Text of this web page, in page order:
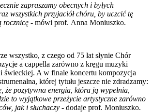
zapraszamy obecnych i byłych
wszystkich przyjaciół chóru, by uczcić tę
rocznicę - mówi prof. Anna Moniuszko.
wszystko, z czego od 75 lat słynie Chór
a cappella zarówno z kręgu muzyki
świeckiej. A w finale koncertu kompozycja
której tytułu jeszcze nie zdradzamy:
że pozytywna energia, która ją wypełnia,
to wyjątkowe przeżycie artystyczne zarówno
jak i słuchaczy - dodaje prof. Moniuszko.